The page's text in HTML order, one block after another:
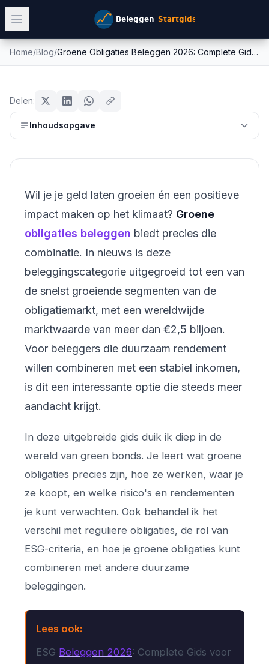
Home/Blog/ Groene Obligaties Beleggen 2026: Complete Gids voor Duurz...
Complete Gids voor Duurz...
2 maart 202621min leestijd
Delen:
Inhoudsopgave
Wil je je geld laten groeien én een positieve
impact maken op het klimaat? Groene
obligaties beleggen biedt precies die
combinatie. In nieuws is deze
beleggingscategorie uitgegroeid tot een van
de snelst groeiende segmenten van de
obligatiemarkt, met een wereldwijde
marktwaarde van meer dan €2,5 biljoen.
Voor beleggers die duurzaam rendement
willen combineren met een stabiel inkomen,
is dit een interessante optie die steeds meer
aandacht krijgt.
In deze uitgebreide gids duik ik diep in de
wereld van green bonds. Je leert wat groene
obligaties precies zijn, hoe ze werken, waar je
ze koopt, en welke risico's en rendementen
je kunt verwachten. Ook behandel ik het
verschil met reguliere obligaties, de rol van
ESG-criteria, en hoe je groene obligaties kunt
combineren met andere duurzame
beleggingen.
Lees ook:
ESG Beleggen 2026: Complete Gids voor